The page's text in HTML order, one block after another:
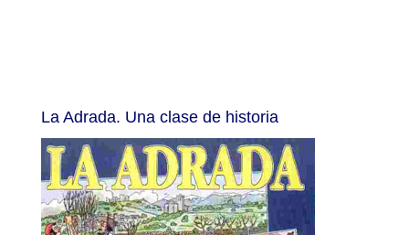
La Adrada. Una clase de historia